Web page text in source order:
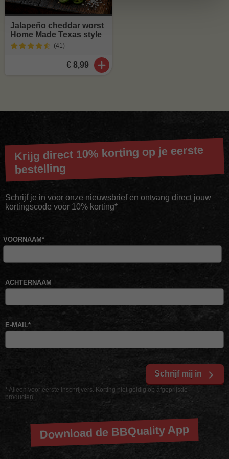
Jalapeño cheddar worst
Home Made Texas style
(41)
€ 8,99
Krijg direct 10% korting op je eerste
bestelling
Schrijf je in voor onze nieuwsbrief en ontvang direct jouw
kortingscode voor 10% korting*
* Alleen voor eerste inschrijvers. Korting niet geldig op afgeprijsde
producten
VOORNAAM*
ACHTERNAAM
E-MAIL*
Schrijf mij in
Download de BBQuality App